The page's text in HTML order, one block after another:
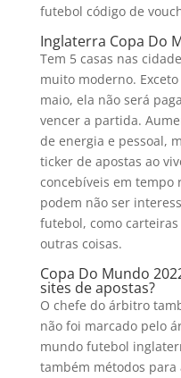
futebol código de
Inglaterra Copa Do
Tem 5 casas nas
muito moderno.
maio, ela não será
vencer a partida.
de energia e pessoal,
ticker de apostas ao
concebíveis em tempo
podem não ser
futebol, como
outras coisas.
Copa Do Mundo
sites de apostas?
O chefe do árbitro
não foi marcado pelo
mundo futebol
também métodos